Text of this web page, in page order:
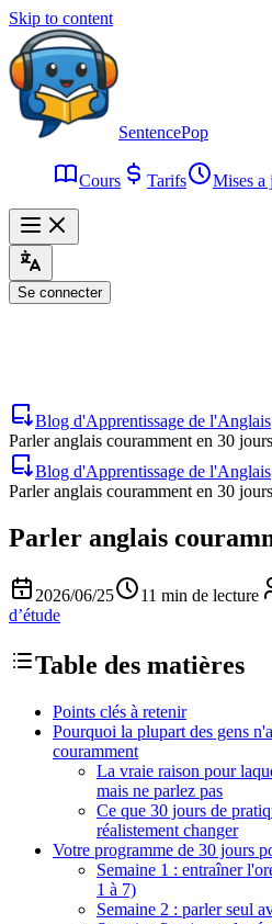
Skip to content
SentencePop
Cours Tarifs Mises a
Se connecter
Blog d'Apprentissage de l'Anglais
Parler anglais couramment en 30 jours
Blog d'Apprentissage de l'Anglais
Parler anglais couramment en 30 jours
Parler anglais
2026/06/25 11 min de lecture
d’étude
Table des matières
Points clés à retenir
Pourquoi la plupart des gens
couramment
La vraie raison pour
mais ne parlez pas
Ce que 30 jours de
réalistement changer
Votre programme de 30 jours
Semaine 1 : entraîner
1 à 7)
Semaine 2 : parler seul